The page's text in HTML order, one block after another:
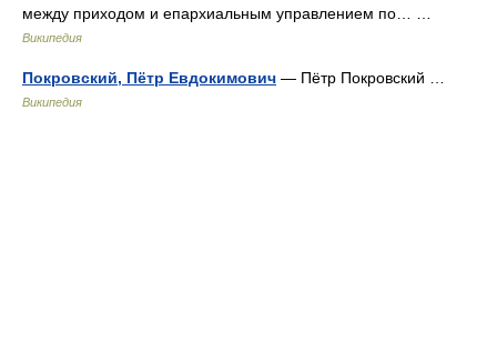
между приходом и епархиальным управлением по… …
Википедия
Покровский, Пётр Евдокимович — Пётр Покровский …
Википедия